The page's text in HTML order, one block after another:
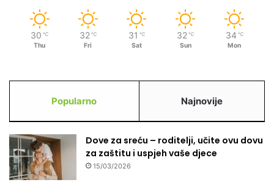
30 ℃
Thu
32 ℃
Fri
31 ℃
Sat
32 ℃
Sun
34 ℃
Mon
Popularno Najnovije
Dove za sreću – roditelji, učite ovu dovu
za zaštitu i uspjeh vaše djece
15/03/2026